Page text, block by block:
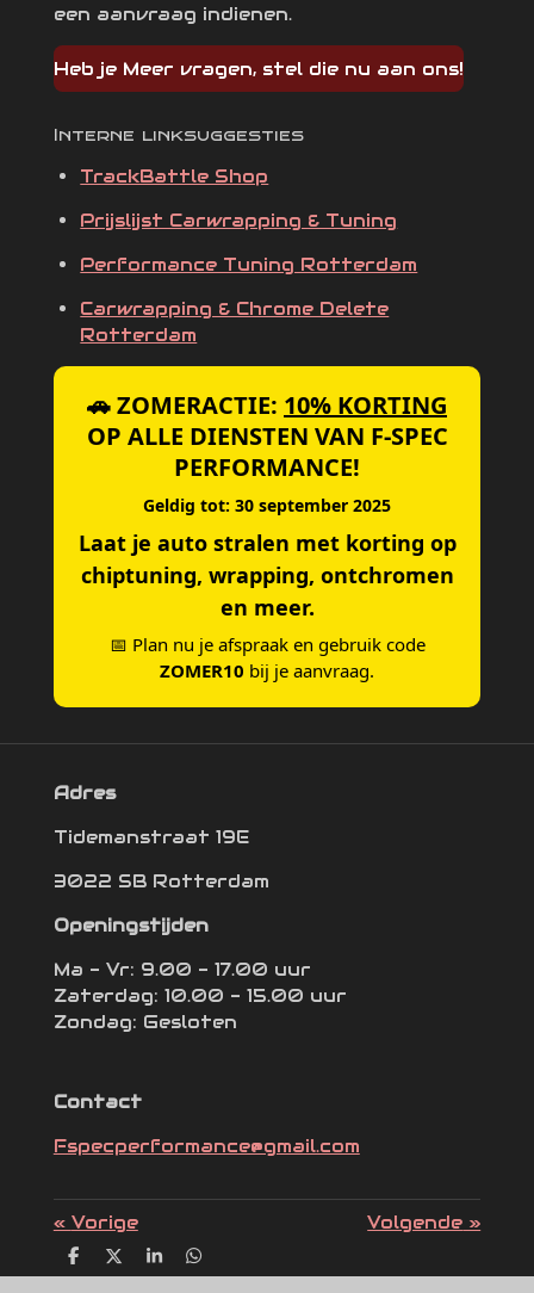
een aanvraag indienen.
Heb je Meer vragen, stel die nu aan ons!
Interne linksuggesties
TrackBattle Shop
Prijslijst Carwrapping & Tuning
Performance Tuning Rotterdam
Carwrapping & Chrome Delete
Rotterdam
🚗 ZOMERACTIE: 10% KORTING
OP ALLE DIENSTEN VAN F-SPEC
PERFORMANCE!
Geldig tot: 30 september 2025
Laat je auto stralen met korting op
chiptuning, wrapping, ontchromen
en meer.
📅 Plan nu je afspraak en gebruik code
ZOMER10 bij je aanvraag.
Adres
Tidemanstraat 19E
3022 SB Rotterdam
Openingstijden
Ma - Vr: 9.00 - 17.00 uur
Zaterdag: 10.00 - 15.00 uur
Zondag: Gesloten
Contact
Fspecperformance@gmail.com
« Vorige Volgende »
D
e
D
e
S
h
D
e